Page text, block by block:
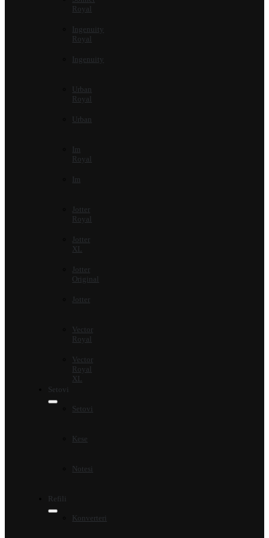
Royal
Ingenuity
Royal
Ingenuity
Urban
Royal
Urban
Im
Royal
Im
Jotter
Royal
Jotter
XL
Jotter
Original
Jotter
Vector
Royal
Vector
Royal
XL
Setovi
Setovi
Kese
Notesi
Refili
Konverteri